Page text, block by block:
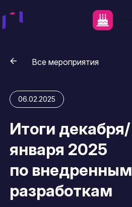
Все мероприятия
06.02.2025
Итоги декабря/
января 2025
по внедренным
разработкам